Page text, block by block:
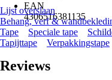
EAN
4306516381135
Lijst overslaan
Behang, verf &
Tape
Speciale tape
Tapijttape
Verpakkingstape
Reviews